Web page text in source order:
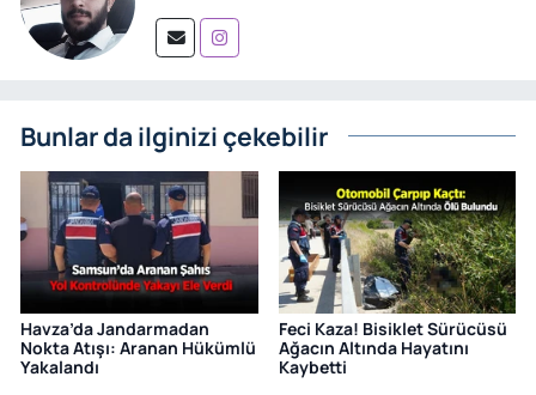
Bunlar da ilginizi çekebilir
Havza’da Jandarmadan
Nokta Atışı: Aranan Hükümlü
Yakalandı
Feci Kaza! Bisiklet Sürücüsü
Ağacın Altında Hayatını
Kaybetti